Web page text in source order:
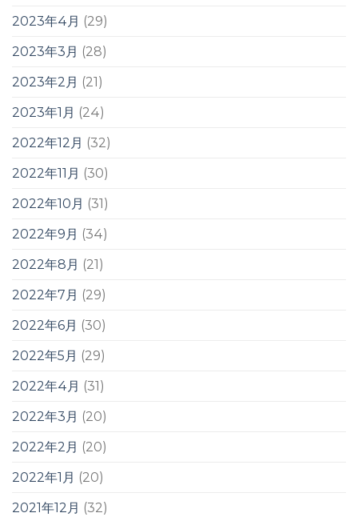
2023年4月 (29)
2023年3月 (28)
2023年2月 (21)
2023年1月 (24)
2022年12月 (32)
2022年11月 (30)
2022年10月 (31)
2022年9月 (34)
2022年8月 (21)
2022年7月 (29)
2022年6月 (30)
2022年5月 (29)
2022年4月 (31)
2022年3月 (20)
2022年2月 (20)
2022年1月 (20)
2021年12月 (32)